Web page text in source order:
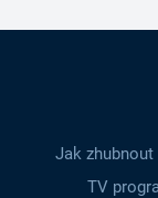
Jak zhubnout
TV